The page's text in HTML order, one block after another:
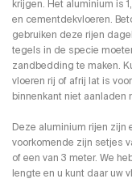
krijgen. Het aluminium is
en cementdekvloeren.
gebruiken deze rijen
tegels in de specie
zandbedding te maken.
vloeren rij of afrij lat is
binnenkant niet aanladen
Deze aluminium rijen
voorkomende zijn setjes
of een van 3 meter. We
lengte en u kunt daar uw